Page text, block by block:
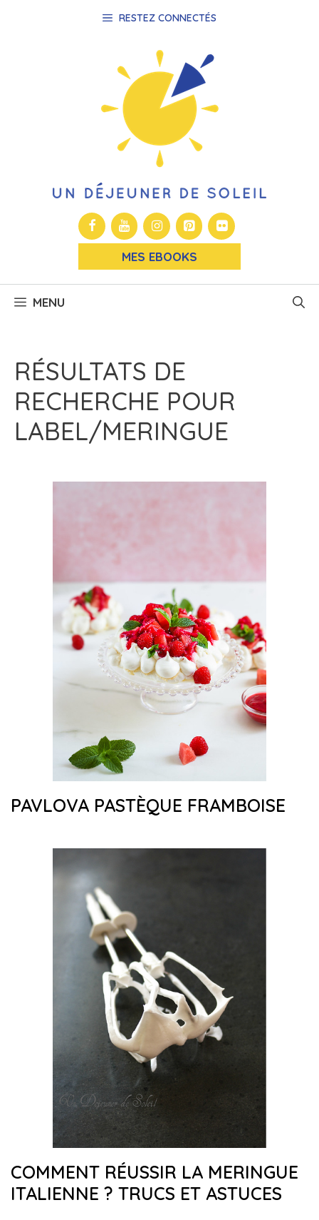
RESTEZ CONNECTÉS
MES EBOOKS
MENU
RÉSULTATS DE
RECHERCHE POUR
LABEL/MERINGUE
PAVLOVA PASTÈQUE FRAMBOISE
COMMENT RÉUSSIR LA MERINGUE
ITALIENNE ? TRUCS ET ASTUCES